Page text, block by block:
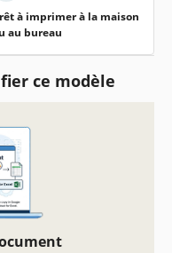
à imprimer à la maison
au bureau
ce modèle